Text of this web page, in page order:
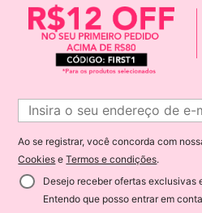
Ao se registrar, você concorda com
Cookies eTermos e condições.
Desejo receber ofertas exclusivas
Entendo que posso entrar em